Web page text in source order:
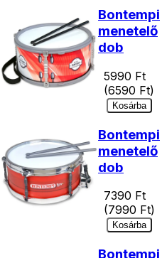
Bontempi
menetelő
dob
5990 Ft
(6590 Ft)
Kosárba
Bontempi
menetelő
dob
7390 Ft
(7990 Ft)
Kosárba
Bontempi